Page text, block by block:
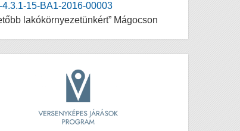
4.3.1-15-BA1-2016-00003
lakókörnyezetünkért” Mágocson